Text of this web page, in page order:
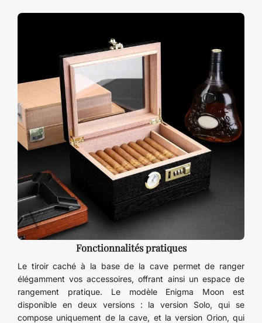
Fonctionnalités pratiques
Le tiroir caché à la base de la cave permet de ranger
élégamment vos accessoires, offrant ainsi un espace de
rangement pratique. Le modèle Enigma Moon est
disponible en deux versions : la version Solo, qui se
compose uniquement de la cave, et la version Orion, qui